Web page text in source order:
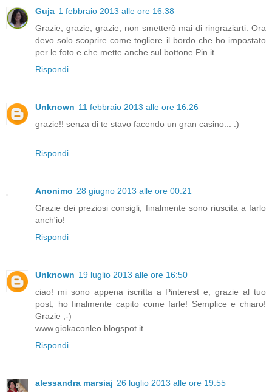
Guja 1 febbraio 2013 alle ore 16:38
Grazie, grazie, grazie, non smetterò mai di ringraziarti. Ora
devo solo scoprire come togliere il bordo che ho impostato
per le foto e che mette anche sul bottone Pin it
Rispondi
Unknown 11 febbraio 2013 alle ore 16:26
grazie!! senza di te stavo facendo un gran casino... :)
Rispondi
Anonimo 28 giugno 2013 alle ore 00:21
Grazie dei preziosi consigli, finalmente sono riuscita a farlo
anch'io!
Rispondi
Unknown 19 luglio 2013 alle ore 16:50
ciao! mi sono appena iscritta a Pinterest e, grazie al tuo
post, ho finalmente capito come farle! Semplice e chiaro!
Grazie ;-)
www.giokaconleo.blogspot.it
Rispondi
alessandra marsiaj 26 luglio 2013 alle ore 19:55